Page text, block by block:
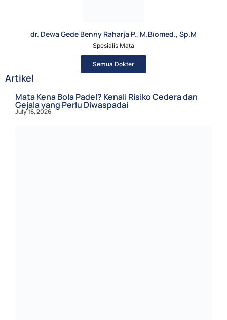
dr. Dewa Gede Benny Raharja P., M.Biomed., Sp.M
Spesialis Mata
Semua Dokter
Artikel
Mata Kena Bola Padel? Kenali Risiko Cedera dan
Gejala yang Perlu Diwaspadai
July 16, 2026